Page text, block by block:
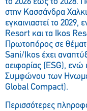
το 2026 έως το 2028.
στην Κασσάνδρα
εγκαινιαστεί το 2029,
Resort και τα Ikos
Πρωτοπόρος σε
Sani/Ikos έχει
αειφορίας (ESG), ενώ
Συμφώνου των
Global Compact).
Περισσότερες